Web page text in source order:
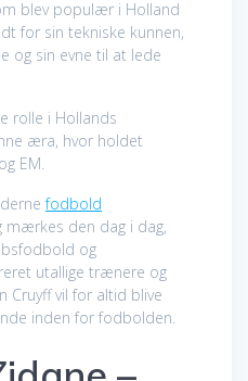
blev populær i Holland
for sin tekniske kunnen,
og sin evne til at lede
rolle i Hollands
æra, hvor holdet
EM.
fodbold
mærkes den dag i dag,
og
utallige trænere og
Cruyff vil for altid blive
inden for fodbolden.